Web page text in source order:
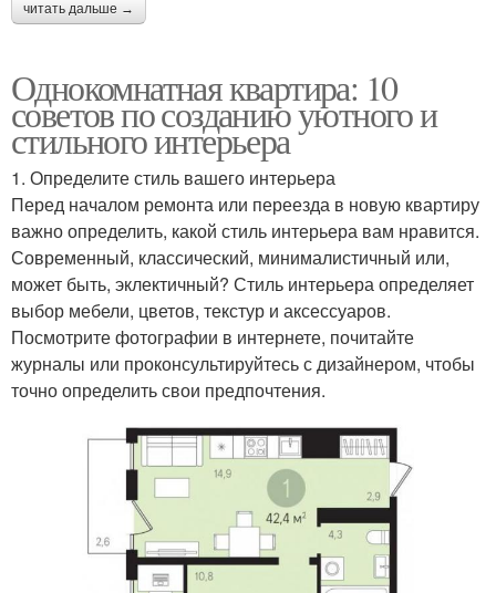
читать дальше →
Однокомнатная квартира: 10
советов по созданию уютного и
стильного интерьера
1. Определите стиль вашего интерьера
Перед началом ремонта или переезда в новую квартиру
важно определить, какой стиль интерьера вам нравится.
Современный, классический, минималистичный или,
может быть, эклектичный? Стиль интерьера определяет
выбор мебели, цветов, текстур и аксессуаров.
Посмотрите фотографии в интернете, почитайте
журналы или проконсультируйтесь с дизайнером, чтобы
точно определить свои предпочтения.